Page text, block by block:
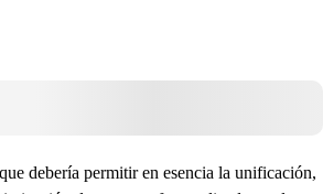
debería permitir en esencia la unificación,